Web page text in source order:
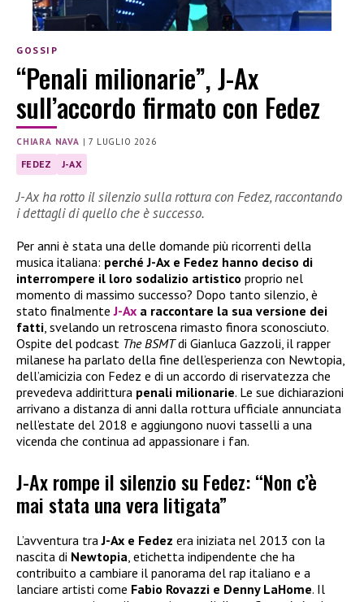
GOSSIP
“Penali milionarie”, J-Ax
sull’accordo firmato con Fedez
CHIARA NAVA |7 LUGLIO 2026
FEDEZ J-AX
J-Ax ha rotto il silenzio sulla rottura con Fedez, raccontando
i dettagli di quello che è successo.
Per anni è stata una delle domande più ricorrenti della
musica italiana: perché J-Ax e Fedez hanno deciso di
interrompere il loro sodalizio artistico proprio nel
momento di massimo successo? Dopo tanto silenzio, è
stato finalmenteJ-Ax a raccontare la sua versione dei
fatti, svelando un retroscena rimasto finora sconosciuto.
Ospite del podcast The BSMTdi Gianluca Gazzoli, il rapper
milanese ha parlato della fine dell’esperienza con Newtopia,
dell’amicizia con Fedez e di un accordo di riservatezza che
prevedeva addirittura penali milionarie. Le sue dichiarazioni
arrivano a distanza di anni dalla rottura ufficiale annunciata
nell’estate del 2018 e aggiungono nuovi tasselli a una
vicenda che continua ad appassionare i fan.
J-Ax rompe il silenzio su Fedez: “Non c’è
mai stata una vera litigata”
L’avventura traJ-Ax e Fedez era iniziata nel 2013 con la
nascita di Newtopia, etichetta indipendente che ha
contribuito a cambiare il panorama del rap italiano e a
lanciare artisti come Fabio Rovazzi e Denny LaHome. Il